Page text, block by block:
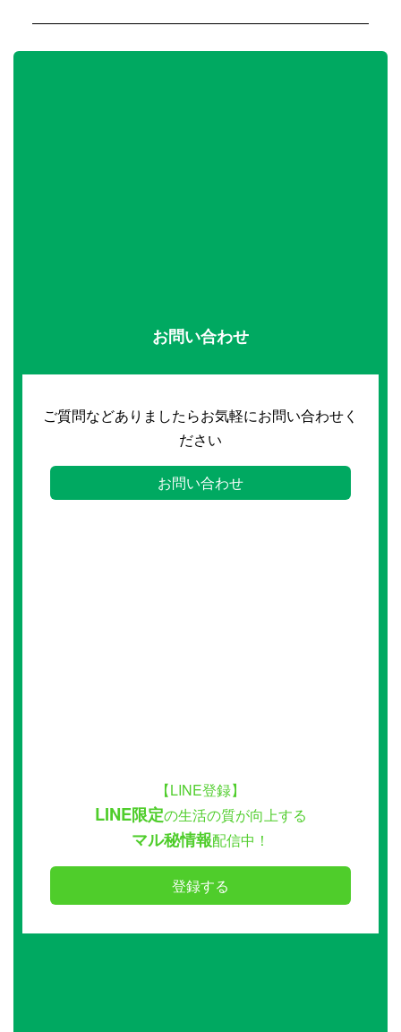
お問い合わせ
ご質問などありましたらお気軽にお問い合わせく
ださい
お問い合わせ
【LINE登録】
LINE限定の生活の質が向上する
マル秘情報配信中！
登録する